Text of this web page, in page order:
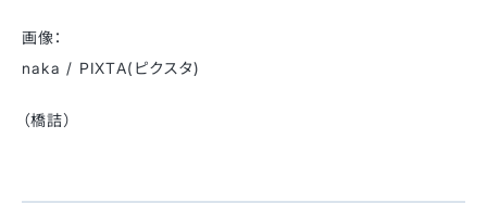
画像：
naka / PIXTA(ピクスタ)
（橋詰）